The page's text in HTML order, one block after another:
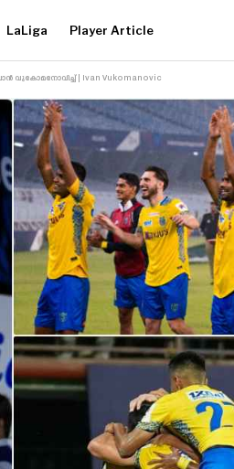
LaLiga Player Article
വുകോമനോവിച്ച് | Ivan Vukomanovic